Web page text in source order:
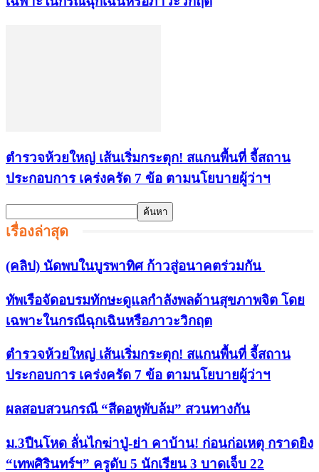
ตำรวจห้วยใหญ่ เส้นเริ่มกระตุก! สแกนพื้นที่ จี้สถาน
ประกอบการ เคร่งครัด 7 ข้อ ตามนโยบายผู้ว่าฯ
เรื่องล่าสุด
(คลิป) นัดพบในบูรพาทิศ ก้าวสู่อนาคตร่วมกัน
ทัพเรือจัดอบรมทักษะดูแลกำลังพลด้านสุขภาพจิต โดย
เฉพาะในกรณีฉุกเฉินหรือภาวะวิกฤต
ตำรวจห้วยใหญ่ เส้นเริ่มกระตุก! สแกนพื้นที่ จี้สถาน
ประกอบการ เคร่งครัด 7 ข้อ ตามนโยบายผู้ว่าฯ
ผลสอบสวนกรณี “สีดอหูพับล้ม” สวนทางกัน
ม.3ปืนโหด ลั่นไกฆ่าปู่-ย่า คาบ้าน! ก่อนก่อเหตุ กราดยิง
“เทพศิรินทร์ฯ” ครูดับ 5 นักเรียน 3 บาดเจ็บ 22